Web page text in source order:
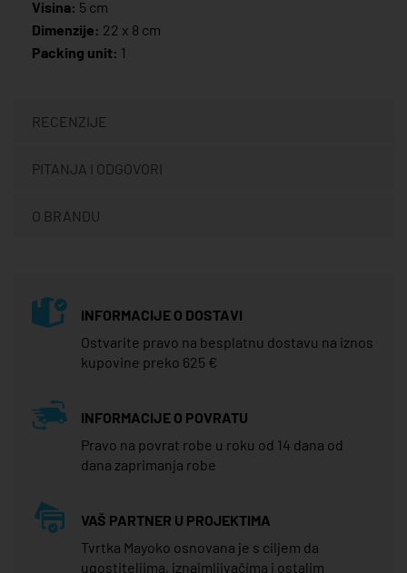
Visina: 5 cm
Dimenzije: 22 x 8 cm
Packing unit: 1
RECENZIJE
PITANJA I ODGOVORI
O BRANDU
INFORMACIJE O DOSTAVI
Ostvarite pravo na besplatnu dostavu na iznos
kupovine preko 625 €
INFORMACIJE O POVRATU
Pravo na povrat robe u roku od 14 dana od
dana zaprimanja robe
VAŠ PARTNER U PROJEKTIMA
Tvrtka Mayoko osnovana je s ciljem da
ugostiteljima, iznajmljivačima i ostalim